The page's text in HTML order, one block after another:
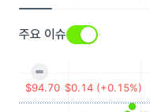
주요 이슈